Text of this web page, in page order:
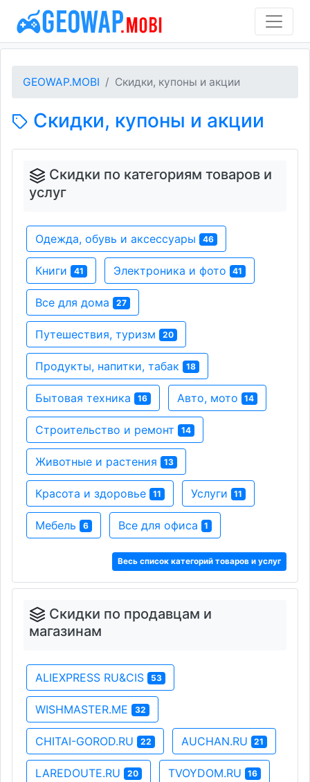
GEOWAP.MOBI Скидки, купоны и акции
Скидки, купоны и акции
Скидки по категориям товаров и
услуг
Одежда, обувь и аксессуары 46
Книги 41 Электроника и фото 41
Все для дома 27
Путешествия, туризм 20
Продукты, напитки, табак 18
Бытовая техника 16 Авто, мото 14
Строительство и ремонт 14
Животные и растения 13
Красота и здоровье 11 Услуги 11
Мебель 6 Все для офиса 1
Весь список категорий товаров и услуг
Скидки по продавцам и
магазинам
ALIEXPRESS RU&CIS 53
WISHMASTER.ME 32
CHITAI-GOROD.RU 22 AUCHAN.RU 21
LAREDOUTE.RU 20 TVOYDOM.RU 16